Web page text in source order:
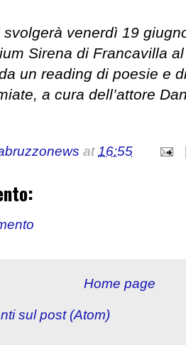
svolgerà venerdì 19
Sirena di Francavilla
un reading di poesie e
a cura dell’attore
at16:55
Home page
sul post (Atom)